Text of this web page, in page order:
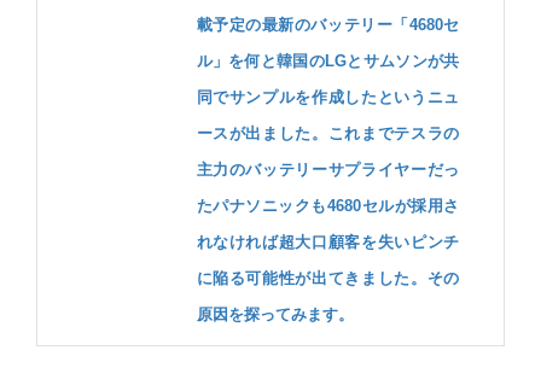
載予定の最新のバッテリー「4680セ
ル」を何と韓国のLGとサムソンが共
同でサンプルを作成したというニュ
ースが出ました。これまでテスラの
主力のバッテリーサプライヤーだっ
たパナソニックも4680セルが採用さ
れなければ超大口顧客を失いピンチ
に陥る可能性が出てきました。その
原因を探ってみます。